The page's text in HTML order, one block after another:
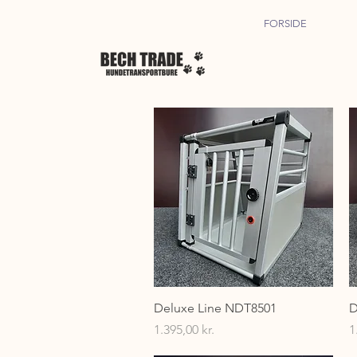
FORSIDE
Hurtigvisning
Deluxe Line NDT8501
Pris
1.395,00 kr.